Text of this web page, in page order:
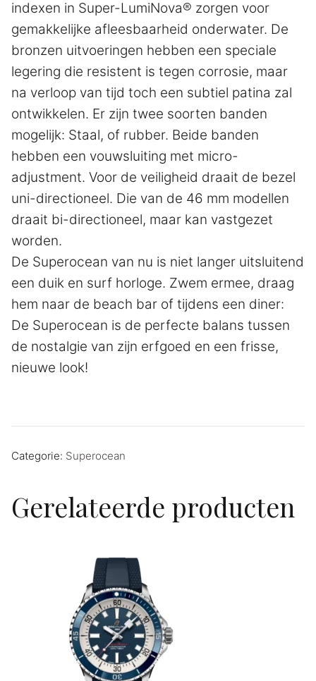
indexen in Super-LumiNova® zorgen voor
gemakkelijke afleesbaarheid onderwater. De
bronzen uitvoeringen hebben een speciale
legering die resistent is tegen corrosie, maar
na verloop van tijd toch een subtiel patina zal
ontwikkelen. Er zijn twee soorten banden
mogelijk: Staal, of rubber. Beide banden
hebben een vouwsluiting met micro-
adjustment. Voor de veiligheid draait de bezel
uni-directioneel. Die van de 46 mm modellen
draait bi-directioneel, maar kan vastgezet
worden.
De Superocean van nu is niet langer uitsluitend
een duik en surf horloge. Zwem ermee, draag
hem naar de beach bar of tijdens een diner:
De Superocean is de perfecte balans tussen
de nostalgie van zijn erfgoed en een frisse,
nieuwe look!
Categorie: Superocean
Gerelateerde producten